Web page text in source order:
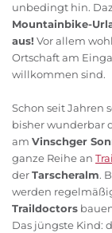
unbedingt hin.
Mountainbike-
aus! Vor allem
Ortschaft am
willkommen sind.
Schon seit Jahren
bisher wunderbar
am Vinschger
ganze Reihe an
derTarscheralm.
werden
Traildoctors
Das jüngste Kind: